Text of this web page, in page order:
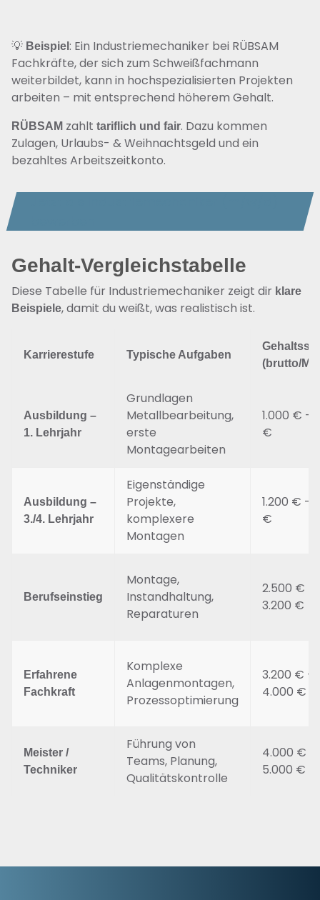
💡 Beispiel : Ein Industriemechaniker bei RÜBSAM
Fachkräfte, der sich zum Schweißfachmann
weiterbildet, kann in hochspezialisierten Projekten
arbeiten – mit entsprechend höherem Gehalt.
RÜBSAM zahlt tariflich und fair. Dazu kommen
Zulagen, Urlaubs- & Weihnachtsgeld und ein
bezahltes Arbeitszeitkonto.
Gehalt-Vergleichstabelle
Diese Tabelle für Industriemechaniker zeigt dir klare
Beispiele, damit du weißt, was realistisch ist.
Karrierestufe Typische Aufgaben
(brutto/
Ausbildung –
1. Lehrjahr
Grundlagen
Metallbearbeitung,
erste
Montagearbeiten
1.000 € –
€
Ausbildung –
3./4. Lehrjahr
Eigenständige
Projekte,
komplexere
Montagen
1.200 € –
€
Berufseinstieg
Montage,
Instandhaltung,
Reparaturen
2.500 € –
3.200 €
Erfahrene
Fachkraft
Komplexe
Anlagenmontagen,
Prozessoptimierung
3.200 € –
4.000 €
Meister /
Techniker
Führung von
Teams, Planung,
Qualitätskontrolle
4.000 € –
5.000 €